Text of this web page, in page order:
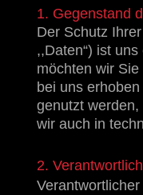
1. Gegenstand
Der Schutz
,,Daten“) ist
möchten wir
bei uns
genutzt
wir auch in
2.